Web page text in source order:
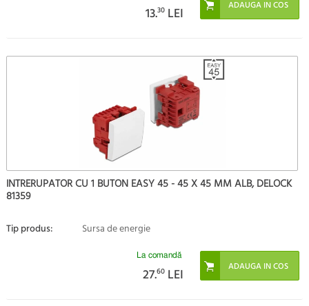
13.30 LEI
INTRERUPATOR CU 1 BUTON EASY 45 - 45 X 45 MM ALB, DELOCK
81359
Tip produs: Sursa de energie
La comandă
27.60 LEI